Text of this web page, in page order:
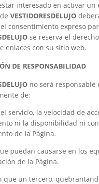
interesado en activar un
deVESTIDORESDELUJO
consentimiento expreso
se reserva el
enlaces con su sitio web.
DE RESPONSABILIDAD
no será responsable
de:
servicio, la velocidad de
ni la disponibilidad ni
de la Página.
puedan causarse en los
de la Página.
que un tercero,